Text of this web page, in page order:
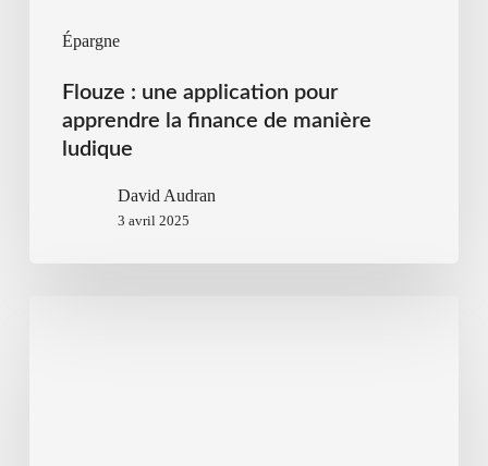
Épargne
Flouze : une application pour
apprendre la finance de manière
ludique
David Audran
3 avril 2025